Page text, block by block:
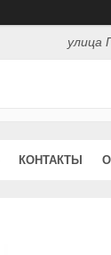
улица
КОНТАКТЫ